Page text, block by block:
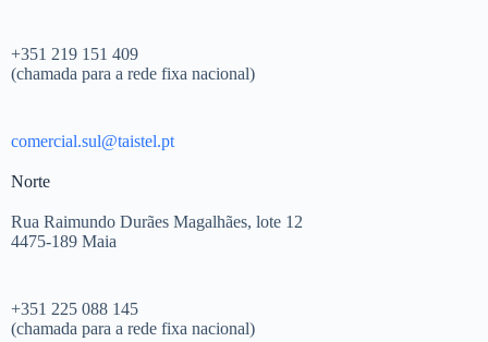
+351 219 151 409
(chamada para a rede fixa nacional)
comercial.sul@taistel.pt
Norte
Rua Raimundo Durães Magalhães, lote 12
4475-189 Maia
+351 225 088 145
(chamada para a rede fixa nacional)